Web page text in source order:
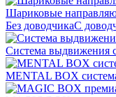
Шариковые
Без доводчикаС
Система выдвижения
MENTAL BOX